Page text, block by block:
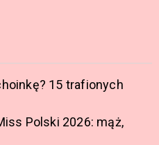
15 trafionych
Polski 2026: mąż,